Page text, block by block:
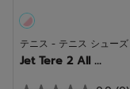
件
の
レ
ビ
テニス - テニス シューズ
Jet Tere 2 All ...